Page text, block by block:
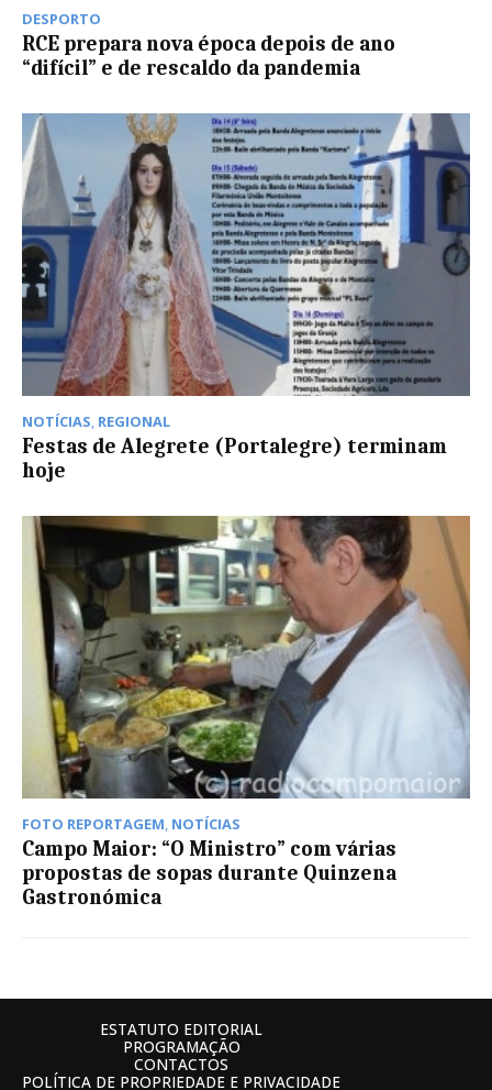
DESPORTO
RCE prepara nova época depois de ano
“difícil” e de rescaldo da pandemia
NOTÍCIAS, REGIONAL
Festas de Alegrete (Portalegre) terminam
hoje
FOTO REPORTAGEM, NOTÍCIAS
Campo Maior: “O Ministro” com várias
propostas de sopas durante Quinzena
Gastronómica
ESTATUTO EDITORIAL
PROGRAMAÇÃO
CONTACTOS
POLÍTICA DE PROPRIEDADE E PRIVACIDADE